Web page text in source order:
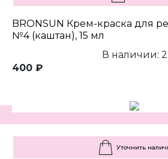
BRONSUN Крем-краска для
№4 (каштан), 15 мл
В наличии: 2
400 ₽
Уточнить